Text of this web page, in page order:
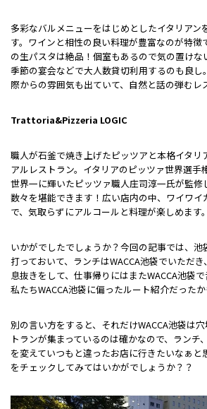
多彩なバルメニューをはじめとしたイタリアン
す。ワインと相性の良い料理が豊富なのが特徴
の生パスタは絶品！個室もあるので気の置けな
季節の宴会などで大人数貸切利用するのも良
際からの雰囲気も出ていて、自然と話の弾むレ
Trattoria&Pizzeria LOGIC
職人が石釜で焼き上げたピッツアと本格イタリ
アルレストラン。イタリアのピッツァ世界選手
世界一に輝いたピッツァ職人庄司淳一氏が監修
数々を堪能できます！広い店内の中、ワイワ
で、気取らずにアルコールと料理が楽しめます。
いかがでしたでしょうか？今回の記事では、
打っておいて、ランチはWACCA池袋でいただ
息抜きをして、仕事帰りにはまたWACCA池袋
私たちWACCA池袋に偏ったルート紹介だったか
別の言い方をすると、それだけWACCA池袋は
トランが集まっているのは確かなので、ランチ
を変えていつもと違ったお店に行きたいなぁと
をチェックしてみてはいかがでしょうか？？